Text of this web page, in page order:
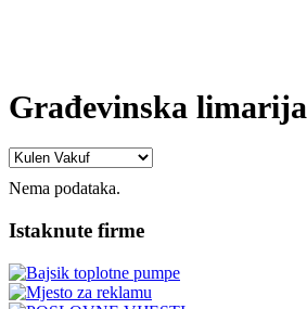
Građevinska limarija
Nema podataka.
Istaknute firme